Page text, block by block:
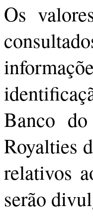
Os
Banco
Royalties
relativos
serão